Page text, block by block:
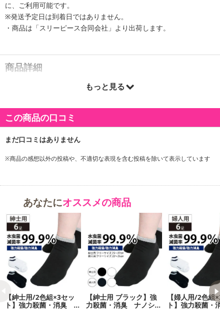
に、ご利用可能です。
※発送予定日は到着日ではありません。
・商品は「スリーピース合同会社」より出荷します。
商品詳細
もっと見る
この商品の口コミ
※商品の感想以外の投稿や、不適切な表現を含む投稿を除いて表示しています
あなたにオススメの商品
【紳士用/2色組×3セッ
ト】強力殺菌・消臭 ナ
【紳士用 ブラック】強
力殺菌・消臭 ナノシル
【婦人用/2色組
ト】強力殺菌